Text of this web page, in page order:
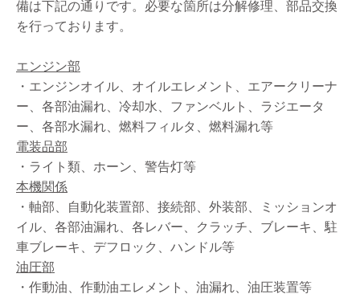
備は下記の通りです。必要な箇所は分解修理、部品交換
を行っております。
エンジン部
・エンジンオイル、オイルエレメント、エアークリーナ
ー、各部油漏れ、冷却水、ファンベルト、ラジエータ
ー、各部水漏れ、燃料フィルタ、燃料漏れ等
電装品部
・ライト類、ホーン、警告灯等
本機関係
・軸部、自動化装置部、接続部、外装部、ミッションオ
イル、各部油漏れ、各レバー、クラッチ、ブレーキ、駐
車ブレーキ、デフロック、ハンドル等
油圧部
・作動油、作動油エレメント、油漏れ、油圧装置等